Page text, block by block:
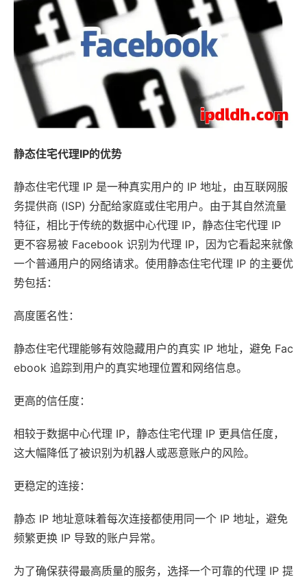
静态住宅代理IP的优势
静态住宅代理 IP 是一种真实用户的 IP 地址，由互联网服
务提供商 (ISP) 分配给家庭或住宅用户。由于其自然流量
特征，相比于传统的数据中心代理 IP，静态住宅代理 IP
更不容易被 Facebook 识别为代理 IP，因为它看起来就像
一个普通用户的网络请求。使用静态住宅代理 IP 的主要优
势包括：
高度匿名性：
静态住宅代理能够有效隐藏用户的真实 IP 地址，避免 Fac
ebook 追踪到用户的真实地理位置和网络信息。
更高的信任度：
相较于数据中心代理 IP，静态住宅代理 IP 更具信任度，
这大幅降低了被识别为机器人或恶意账户的风险。
更稳定的连接：
静态 IP 地址意味着每次连接都使用同一个 IP 地址，避免
频繁更换 IP 导致的账户异常。
为了确保获得最高质量的服务，选择一个可靠的代理 IP 提